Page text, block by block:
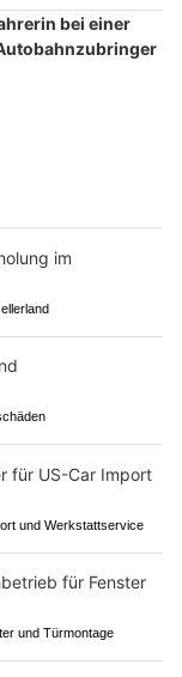
bei einer
und Werkstattservice
und Türmontage